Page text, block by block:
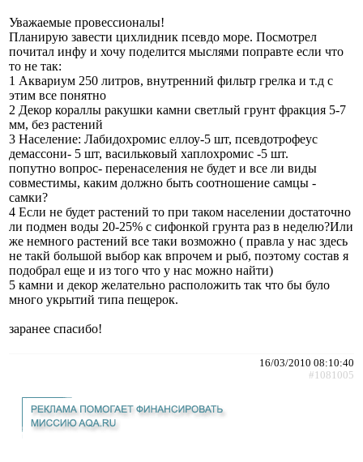
Уважаемые провессионалы!
Планирую завести цихлидник псевдо море. Посмотрел
почитал инфу и хочу поделится мыслями поправте если что
то не так:
1 Аквариум 250 литров, внутренний фильтр грелка и т.д с
этим все понятно
2 Декор кораллы ракушки камни светлый грунт фракция 5-7
мм, без растений
3 Население: Лабидохромис еллоу-5 шт, псевдотрофеус
демассони- 5 шт, васильковый хаплохромис -5 шт.
попутно вопрос- перенаселения не будет и все ли виды
совместимы, каким должно быть соотношение самцы -
самки?
4 Если не будет растений то при таком населении достаточно
ли подмен воды 20-25% с сифонкой грунта раз в неделю?Или
же немного растений все таки возможно ( правла у нас здесь
не такй большой выбор как впрочем и рыб, поэтому состав я
подобрал еще и из того что у нас можно найти)
5 камни и декор желательно расположить так что бы було
много укрытий типа пещерок.
заранее спасибо!
16/03/2010 08:10:40
#1081005